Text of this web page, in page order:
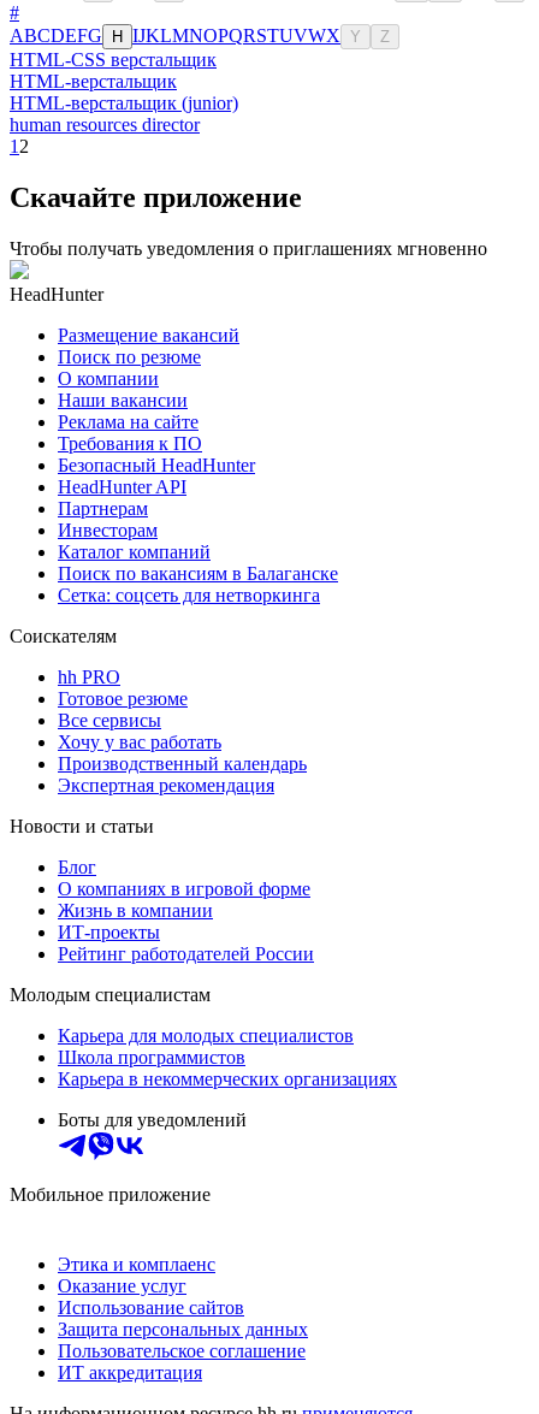
#
ABCDEFG H IJKLMNOPQRSTUVWX Y Z
HTML-CSS верстальщик
HTML-верстальщик
HTML-верстальщик (junior)
human resources director
1 2
Скачайте приложение
Чтобы получать уведомления о приглашениях мгновенно
HeadHunter
Размещение вакансий
Поиск по резюме
О компании
Наши вакансии
Реклама на сайте
Требования к ПО
Безопасный HeadHunter
HeadHunter API
Партнерам
Инвесторам
Каталог компаний
Поиск по вакансиям в Балаганске
Сетка: соцсеть для нетворкинга
Соискателям
hh PRO
Готовое резюме
Все сервисы
Хочу у вас работать
Производственный календарь
Экспертная рекомендация
Новости и статьи
Блог
О компаниях в игровой форме
Жизнь в компании
ИТ-проекты
Рейтинг работодателей России
Молодым специалистам
Карьера для молодых специалистов
Школа программистов
Карьера в некоммерческих организациях
Боты для уведомлений
Мобильное приложение
Этика и комплаенс
Оказание услуг
Использование сайтов
Защита персональных данных
Пользовательское соглашение
ИТ аккредитация